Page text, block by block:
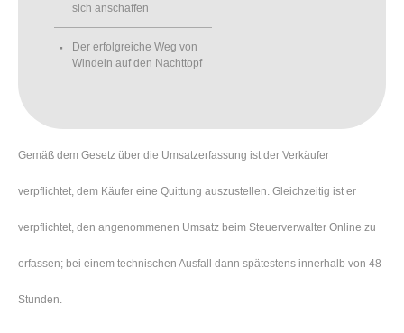
sich anschaffen
Der erfolgreiche Weg von
Windeln auf den Nachttopf
Gemäß dem Gesetz über die Umsatzerfassung ist der Verkäufer
verpflichtet, dem Käufer eine Quittung auszustellen. Gleichzeitig ist er
verpflichtet, den angenommenen Umsatz beim Steuerverwalter Online zu
erfassen; bei einem technischen Ausfall dann spätestens innerhalb von 48
Stunden.